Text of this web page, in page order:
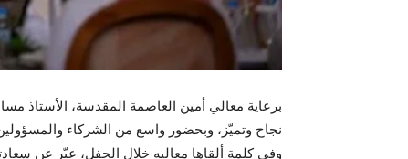
برعاية معالي أمين العاصمة المقدسة، الأستاذ
نجاح وتميّز، وبحضور واسع من الشركاء
وفي كلمة ألقاها معاليه خلال الحفل، عبّر عن